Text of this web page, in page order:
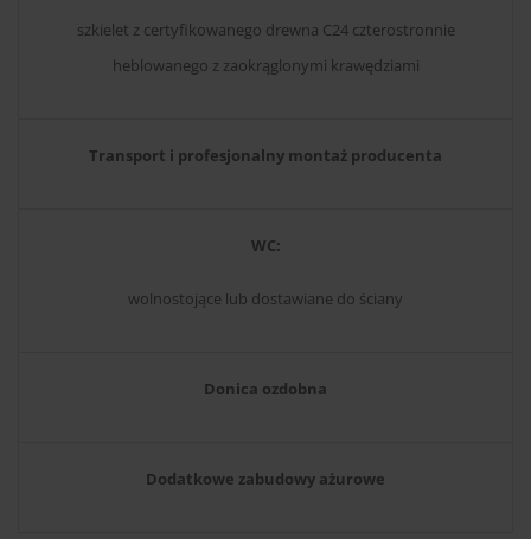
szkielet z certyfikowanego drewna C24 czterostronnie
heblowanego z zaokrąglonymi krawędziami
Transport i profesjonalny montaż producenta
WC:
wolnostojące lub dostawiane do ściany
Donica ozdobna
Dodatkowe zabudowy ażurowe